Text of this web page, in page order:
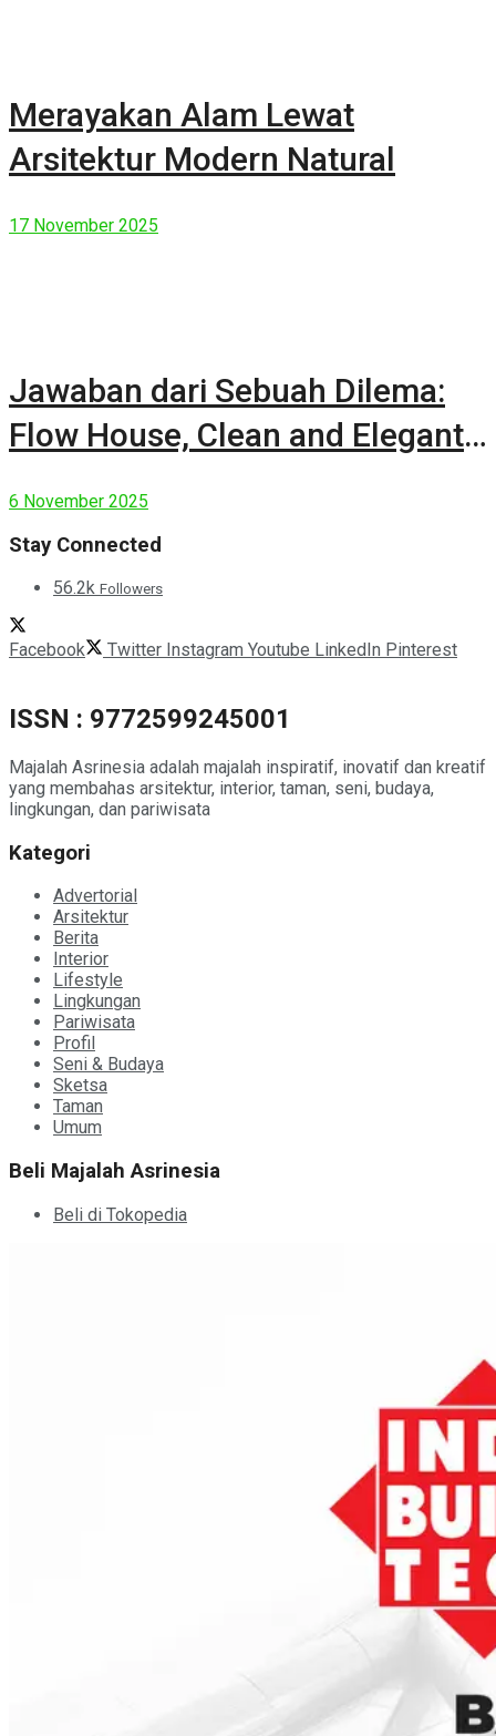
Merayakan Alam Lewat
Arsitektur Modern Natural
17 November 2025
Jawaban dari Sebuah Dilema:
Flow House, Clean and Elegant
6 November 2025
Stay Connected
56.2k Followers
Facebook Twitter Instagram Youtube LinkedIn Pinterest
ISSN : 9772599245001
Majalah Asrinesia adalah majalah inspiratif, inovatif dan kreatif
yang membahas arsitektur, interior, taman, seni, budaya,
lingkungan, dan pariwisata
Kategori
Advertorial
Arsitektur
Berita
Interior
Lifestyle
Lingkungan
Pariwisata
Profil
Seni & Budaya
Sketsa
Taman
Umum
Beli Majalah Asrinesia
Beli di Tokopedia